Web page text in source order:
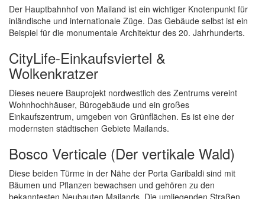
Der Hauptbahnhof von Mailand ist ein wichtiger Knotenpunkt für
inländische und internationale Züge. Das Gebäude selbst ist ein
Beispiel für die monumentale Architektur des 20. Jahrhunderts.
CityLife-Einkaufsviertel &
Wolkenkratzer
Dieses neuere Bauprojekt nordwestlich des Zentrums vereint
Wohnhochhäuser, Bürogebäude und ein großes
Einkaufszentrum, umgeben von Grünflächen. Es ist eine der
modernsten städtischen Gebiete Mailands.
Bosco Verticale (Der vertikale Wald)
Diese beiden Türme in der Nähe der Porta Garibaldi sind mit
Bäumen und Pflanzen bewachsen und gehören zu den
bekanntesten Neubauten Mailands. Die umliegenden Straßen